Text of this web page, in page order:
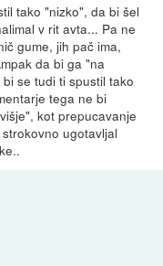
tako "nizko", da bi šel
v rit avta... Pa ne
gume, jih pač ima,
da bi ga "na
se tudi ti spustil tako
tega ne bi
kot prepucavanje
ugotavljal